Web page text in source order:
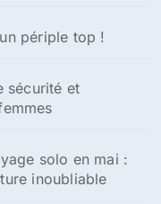
périple top !
sécurité et
solo en mai :
inoubliable